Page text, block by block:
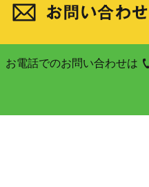
お電話でのお問い合わせは